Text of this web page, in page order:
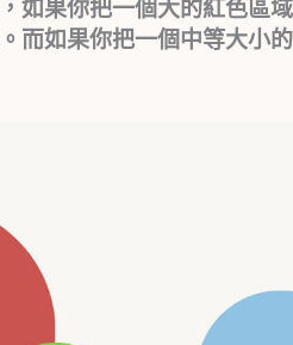
如果你把一個大的紅色區
而如果你把一個中等大小